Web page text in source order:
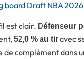
board Draft NBA 2026
est clair. Défenseur
52,0 % au tiravec
de complément dans